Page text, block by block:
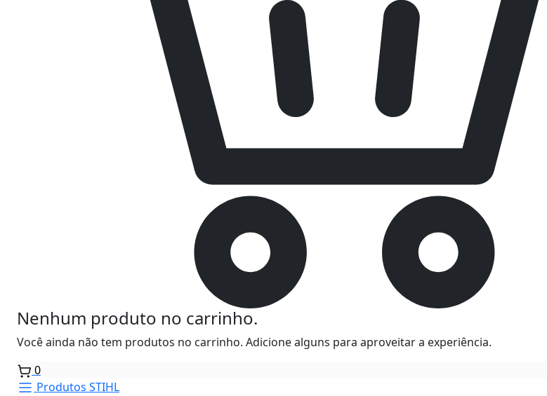
Nenhum produto no carrinho.
Você ainda não tem produtos no carrinho. Adicione alguns para aproveitar a experiência.
0
Produtos STIHL